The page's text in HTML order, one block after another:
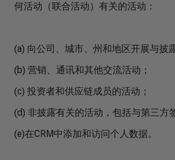
何活动（联合活动）有关的活动：
(a) 向公司、城市、州和地区开展与披
(b) 营销、通讯和其他交流活动；
(c) 投资者和供应链成员的活动；
(d) 非披露有关的活动，包括与第三方
(e)在CRM中添加和访问个人数据。